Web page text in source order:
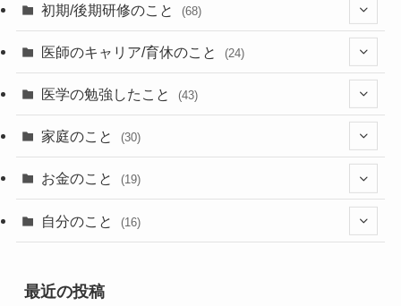
初期/後期研修のこと (68)
(26)
(2)
(2)
(6)
(5)
(4)
(1) (7)
医師のキャリア/育休のこと (24)
(1)
(1)
(6)
医学の勉強したこと (43)
(2)
(1)
(1)(7)
家庭のこと (30)
(13)
(12)
(1)
お金のこと (19)
(4)
自分のこと (16)
(5)
最近の投稿